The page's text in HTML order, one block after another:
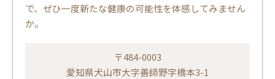
で、ぜひ一度新たな健康の可能性を体感してみません
か。
〒484-0003
愛知県犬山市大字善師野字橋本3-1